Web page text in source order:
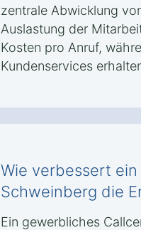
zentrale Abwicklung
Auslastung der
Kosten pro Anruf,
Kundenservices
Wie verbessert
Schweinberg die
Ein gewerbliches